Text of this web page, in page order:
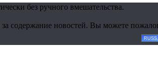
без ручного вмешательства.
содержание новостей. Вы можете